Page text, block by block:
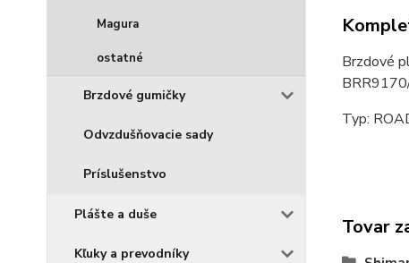
Magura
ostatné
Brzdové gumičky
Odvzdušňovacie sady
Príslušenstvo
Plášte a duše
Kľuky a prevodníky
Brzdové
Typ:
Tovar